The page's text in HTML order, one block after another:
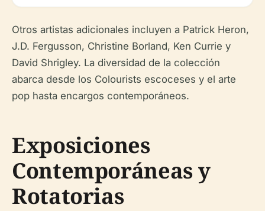
Otros artistas adicionales incluyen a Patrick Heron,
J.D. Fergusson, Christine Borland, Ken Currie y
David Shrigley. La diversidad de la colección
abarca desde los Colourists escoceses y el arte
pop hasta encargos contemporáneos.
Exposiciones
Contemporáneas y
Rotatorias